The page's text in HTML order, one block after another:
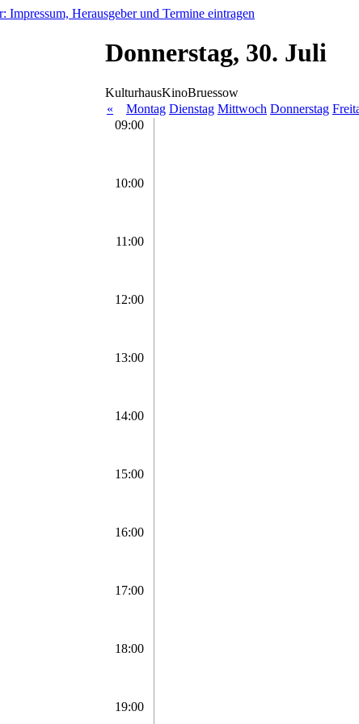
Donnerstag, 30. Juli
KulturhausKinoBruessow
«
Montag Dienstag Mittwoch Donnerstag
09:00
10:00
11:00
12:00
13:00
14:00
15:00
16:00
17:00
18:00
19:00